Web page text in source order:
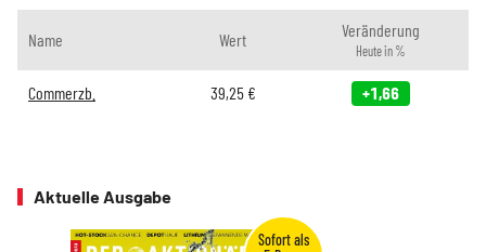
Name Wert Veränderung
Heute in %
Commerzb. 39,25€ +1,66
Aktuelle Ausgabe